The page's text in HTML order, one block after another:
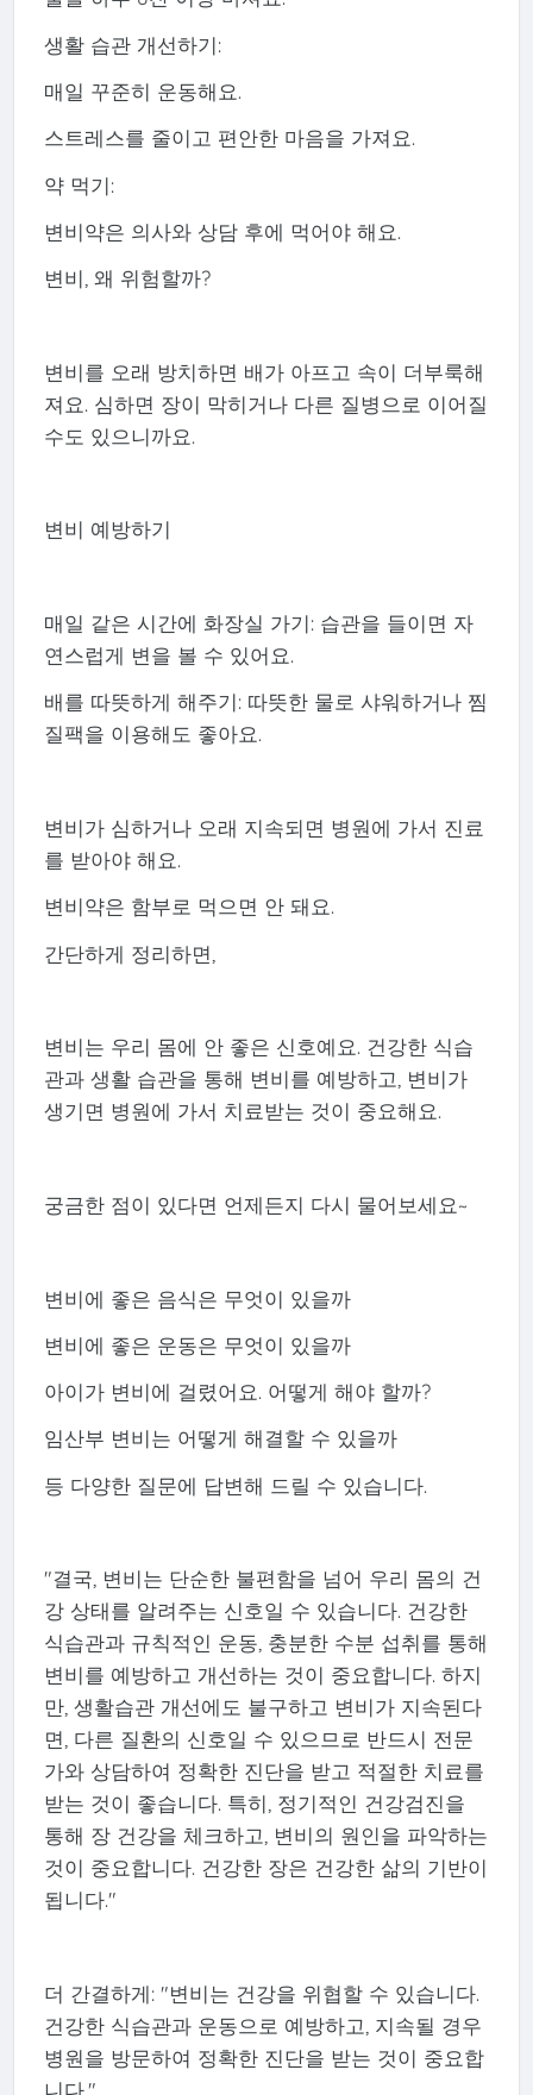
생활 습관 개선하기:
매일 꾸준히 운동해요.
스트레스를 줄이고 편안한 마음을 가져요.
약 먹기:
변비약은 의사와 상담 후에 먹어야 해요.
변비, 왜 위험할까?
변비를 오래 방치하면 배가 아프고 속이 더부룩해
져요. 심하면 장이 막히거나 다른 질병으로 이어질
수도 있으니까요.
변비 예방하기
매일 같은 시간에 화장실 가기: 습관을 들이면 자
연스럽게 변을 볼 수 있어요.
배를 따뜻하게 해주기: 따뜻한 물로 샤워하거나 찜
질팩을 이용해도 좋아요.
변비가 심하거나 오래 지속되면 병원에 가서 진료
를 받아야 해요.
변비약은 함부로 먹으면 안 돼요.
간단하게 정리하면,
변비는 우리 몸에 안 좋은 신호예요. 건강한 식습
관과 생활 습관을 통해 변비를 예방하고, 변비가
생기면 병원에 가서 치료받는 것이 중요해요.
궁금한 점이 있다면 언제든지 다시 물어보세요~
변비에 좋은 음식은 무엇이 있을까
변비에 좋은 운동은 무엇이 있을까
아이가 변비에 걸렸어요. 어떻게 해야 할까?
임산부 변비는 어떻게 해결할 수 있을까
등 다양한 질문에 답변해 드릴 수 있습니다.
"결국, 변비는 단순한 불편함을 넘어 우리 몸의 건
강 상태를 알려주는 신호일 수 있습니다. 건강한
식습관과 규칙적인 운동, 충분한 수분 섭취를 통해
변비를 예방하고 개선하는 것이 중요합니다. 하지
만, 생활습관 개선에도 불구하고 변비가 지속된다
면, 다른 질환의 신호일 수 있으므로 반드시 전문
가와 상담하여 정확한 진단을 받고 적절한 치료를
받는 것이 좋습니다. 특히, 정기적인 건강검진을
통해 장 건강을 체크하고, 변비의 원인을 파악하는
것이 중요합니다. 건강한 장은 건강한 삶의 기반이
됩니다."
더 간결하게: "변비는 건강을 위협할 수 있습니다.
건강한 식습관과 운동으로 예방하고, 지속될 경우
병원을 방문하여 정확한 진단을 받는 것이 중요합
니다."